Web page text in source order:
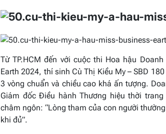
Từ TP.HCM đến với cuộc thi Hoa hậu
Earth 2024, thí sinh Cù Thị Kiều My – SBD
3 vòng chuẩn và chiều cao khá ấn tượng.
Giám đốc Điều hành Thương hiệu thời
châm ngôn:“Lòng tham của con người
khi đủ”.